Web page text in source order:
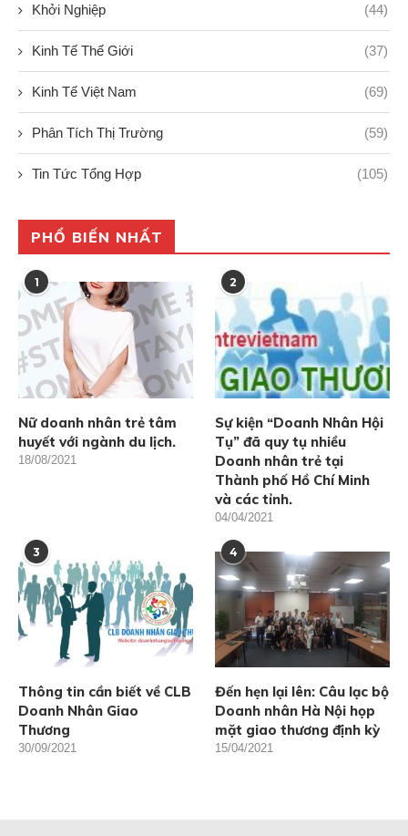
Khởi Nghiệp (44)
Kinh Tế Thế Giới (37)
Kinh Tế Việt Nam (69)
Phân Tích Thị Trường (59)
Tin Tức Tổng Hợp (105)
PHỔ BIẾN NHẤT
1
Nữ doanh nhân trẻ tâm
huyết với ngành du lịch.
18/08/2021
2
Sự kiện “Doanh Nhân Hội
Tụ” đã quy tụ nhiều
Doanh nhân trẻ tại
Thành phố Hồ Chí Minh
và các tỉnh.
04/04/2021
3
Thông tin cần biết về CLB
Doanh Nhân Giao
Thương
30/09/2021
4
Đến hẹn lại lên: Câu lạc bộ
Doanh nhân Hà Nội họp
mặt giao thương định kỳ
15/04/2021